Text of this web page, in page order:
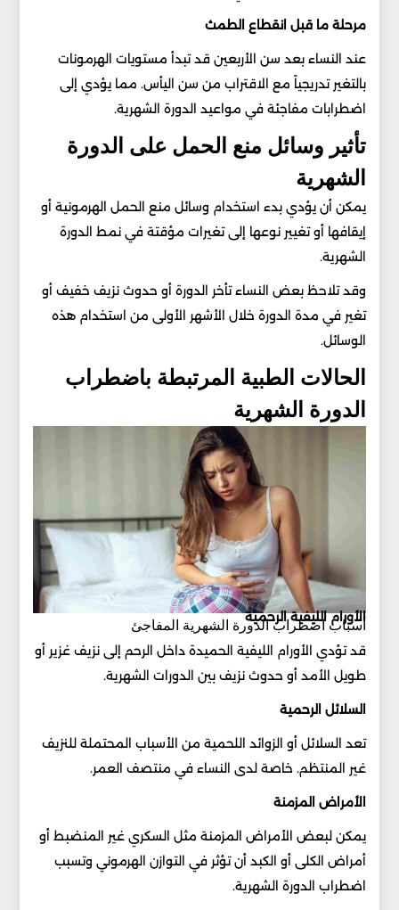
مرحلة ما قبل انقطاع الطمث
عند النساء بعد سن الأربعين قد تبدأ مستويات الهرمونات
بالتغير تدريجياً مع الاقتراب من سن اليأس. مما يؤدي إلى
اضطرابات مفاجئة في مواعيد الدورة الشهرية.
تأثير وسائل منع الحمل على الدورة
الشهرية
يمكن أن يؤدي بدء استخدام وسائل منع الحمل الهرمونية أو
إيقافها أو تغيير نوعها إلى تغيرات مؤقتة في نمط الدورة
الشهرية.
وقد تلاحظ بعض النساء تأخر الدورة أو حدوث نزيف خفيف أو
تغير في مدة الدورة خلال الأشهر الأولى من استخدام هذه
الوسائل.
الحالات الطبية المرتبطة باضطراب
الدورة الشهرية
أسباب اضطراب الدورة الشهرية المفاجئ
الأورام الليفية الرحمية
قد تؤدي الأورام الليفية الحميدة داخل الرحم إلى نزيف غزير أو
طويل الأمد أو حدوث نزيف بين الدورات الشهرية.
السلائل الرحمية
تعد السلائل أو الزوائد اللحمية من الأسباب المحتملة للنزيف
غير المنتظم. خاصة لدى النساء في منتصف العمر.
الأمراض المزمنة
يمكن لبعض الأمراض المزمنة مثل السكري غير المنضبط أو
أمراض الكلى أو الكبد أن تؤثر في التوازن الهرموني وتسبب
اضطراب الدورة الشهرية.